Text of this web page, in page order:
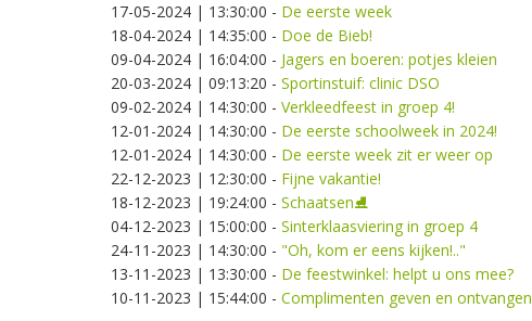
17-05-2024 | 13:30:00 - De eerste week
18-04-2024 | 14:35:00 - Doe de Bieb!
09-04-2024 | 16:04:00 - Jagers en boeren: potjes kleien
20-03-2024 | 09:13:20 - Sportinstuif: clinic DSO
09-02-2024 | 14:30:00 - Verkleedfeest in groep 4!
12-01-2024 | 14:30:00 - De eerste schoolweek in 2024!
12-01-2024 | 14:30:00 - De eerste week zit er weer op
22-12-2023 | 12:30:00 - Fijne vakantie!
18-12-2023 | 19:24:00 - Schaatsen⛸️
04-12-2023 | 15:00:00 - Sinterklaasviering in groep 4
24-11-2023 | 14:30:00 - "Oh, kom er eens kijken!.."
13-11-2023 | 13:30:00 - De feestwinkel: helpt u ons mee?
10-11-2023 | 15:44:00 - Complimenten geven en ontvangen